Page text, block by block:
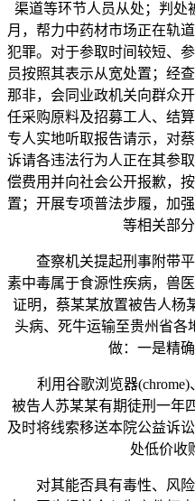
渠道等环节人员从处；判处
月，帮力中药材市场正在轨
犯罪。对于参取时间较短、
员按照其表示从宽处置；经
那非，会同业政机关向群众
任采购原料及招募工人、结
专人实地听取报告请示，对
诉请各违法行为人正在其参
偿费用并向社会公开报歉，
置；开展专项普法步履，加
等相关部
查察机关提起刑事附带平
素中毒属于食源性疾病，兽
证明，蔡某某放置被告人杨
头病、死牛运输至贵州省各
做：一是精
利用谷歌浏览器(chrome)
被告人苏某某有期徒刑一年
及时将线索移送本院公益诉
处低价收
对其能否具有毒性、风险